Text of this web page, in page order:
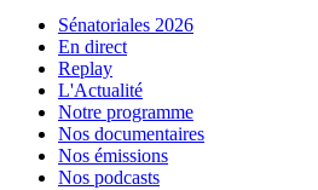
Sénatoriales 2026
En direct
Replay
L'Actualité
Notre programme
Nos documentaires
Nos émissions
Nos podcasts